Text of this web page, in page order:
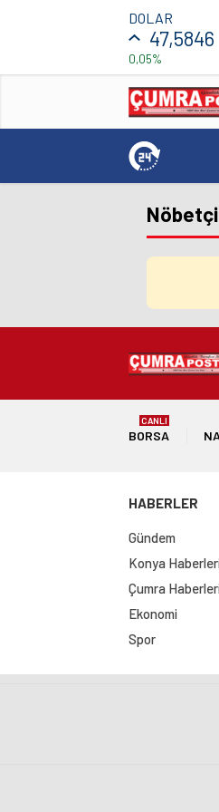
DOLAR
47,5846
0,05%
BORSA
CANLI
HABERLER
Gündem
Konya
Çumra
Ekonomi
Spor